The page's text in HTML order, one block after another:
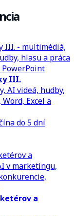
III.
AI videá, hudby,
Excel a
a